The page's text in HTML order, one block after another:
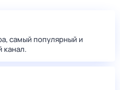
самый популярный и
канал.